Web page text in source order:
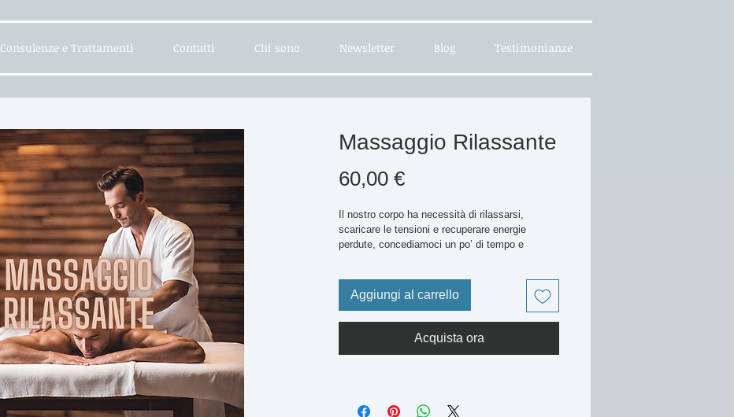
Consulenze e Trattamenti Contatti Chi sono Newsletter Blog Testimonianze
Massaggio Rilassante
60,00 €Prezzo
Il nostro corpo ha necessità di rilassarsi,
scaricare le tensioni e recuperare energie
perdute, concediamoci un po’ di tempo e
Un massaggio olistico per rilassare tutto il
corpo, dolce e rivitalizzante, capace di far
provare gradevoli sensazioni.
Aggiungi al carrello
Acquista ora